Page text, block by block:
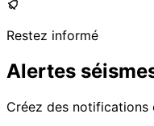
Restez informé
Alertes
Créez des notifications